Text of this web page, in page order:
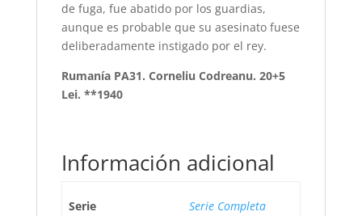
de fuga, fue abatido por los guardias,
aunque es probable que su asesinato fuese
deliberadamente instigado por el rey.
Rumanía PA31. Corneliu Codreanu. 20+5
Lei. **1940
Información adicional
Serie Serie Completa